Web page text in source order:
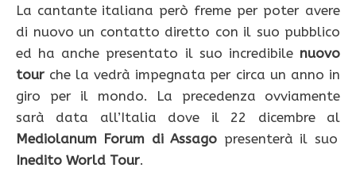
La cantante italiana però freme per poter avere
di nuovo un contatto diretto con il suo pubblico
ed ha anche presentato il suo incredibile nuovo
tour che la vedrà impegnata per circa un anno in
giro per il mondo. La precedenza ovviamente
sarà data all’Italia dove il 22 dicembre al
Mediolanum Forum di Assago presenterà il suo
Inedito World Tour.